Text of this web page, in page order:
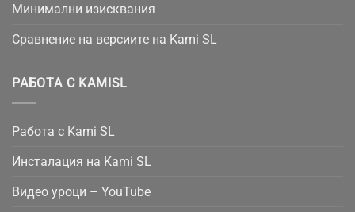
Минимални изисквания
Сравнение на версиите на Kami SL
РАБОТА С KAMISL
Работа с Kami SL
Инсталация на Kami SL
Видео уроци – YouTube